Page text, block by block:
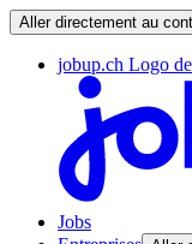
Aller directement au
jobup.ch Logo
Jobs